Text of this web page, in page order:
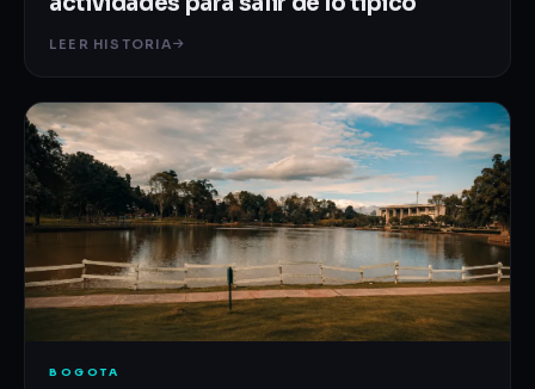
LEER HISTORIA
BOGOTA